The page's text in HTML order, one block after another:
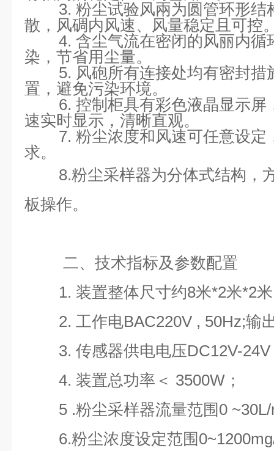
3. 粉尘试验风兩为圆管环形结
散，风碉内风速、风量稳定且可控
4. 含尘气流在密闭的风丽内循
染，节省用尘量。
5. 风砲所有连接处均有密封
置，避免污染环境。
6. 控制柜具有彩色液晶显示
速实时显示，清晰直观。
7. 粉尘浓度和风速可任意设定
求。
8.粉尘采样器为分体式结构，
板操作。
二、技术指标及参数配置
1. 装置整体尺寸约8米*2米*2
2. 工作电BAC220V , 50Hz;输
3. 传感器供电电压DC12V-24V
4. 装置总功率＜ 3500W；
5 .粉尘采样器流量范围0
6.粉尘浓度设定范围